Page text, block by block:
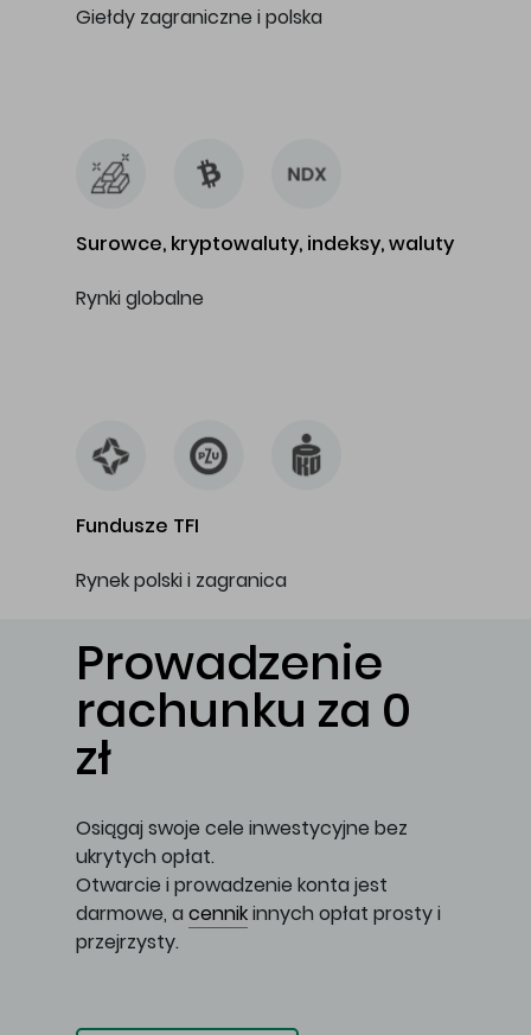
Giełdy zagraniczne i polska
Surowce, kryptowaluty, indeksy, waluty
Rynki globalne
Fundusze TFI
Rynek polski i zagranica
Prowadzenie
rachunku za 0
zł
Osiągaj swoje cele inwestycyjne bez
ukrytych opłat.
Otwarcie i prowadzenie konta jest
darmowe, a cennikinnych opłat prosty i
przejrzysty.